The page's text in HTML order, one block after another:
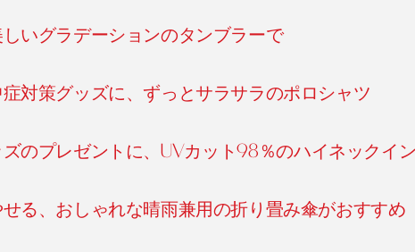
いグラデーションのタンブラーで
対策グッズに、ずっとサラサラのポロシャツ
のプレゼントに、UVカット98％のハイネックイ
せる、おしゃれな晴雨兼用の折り畳み傘がおすすめ